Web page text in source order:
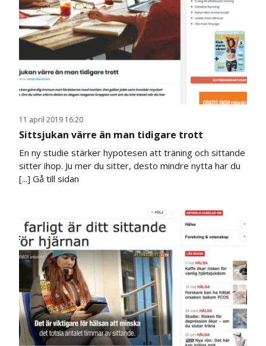
11 april 2019 16:20
Sittsjukan värre än man tidigare trott
En ny studie stärker hypotesen att träning och sittande
sitter ihop. Ju mer du sitter, desto mindre nytta har du
[...] Gå till sidan